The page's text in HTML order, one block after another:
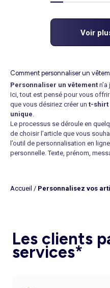
Voir
Comment personnaliser un
Personnaliser un vêtement
Ici, tout est pensé pour vous
que vous désiriez créer un t-shirt
unique
Le processus se déroule en
de choisir l’article que vous
l’outil de personnalisation en
personnelle. Texte, prénom,
texte élégant et durable, et
Quels articles est-il possible de
La force de cette catégorie
disponibles. La possibilité de
Accueil / Personnalisez vos
Les clients
services*